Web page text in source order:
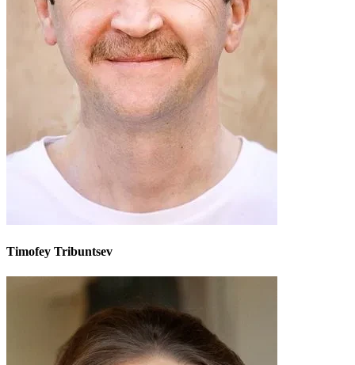
Timofey Tribuntsev